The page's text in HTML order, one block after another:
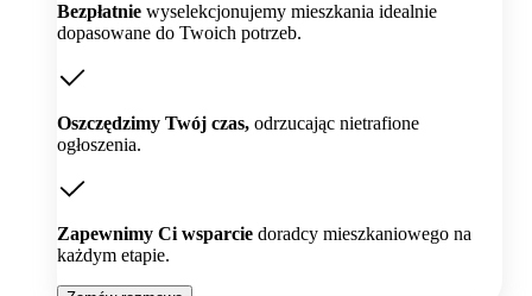
Bezpłatnie wyselekcjonujemy mieszkania idealnie
dopasowane do Twoich potrzeb.
Oszczędzimy Twój czas, odrzucając nietrafione
ogłoszenia.
Zapewnimy Ci wsparcie doradcy mieszkaniowego na
każdym etapie.